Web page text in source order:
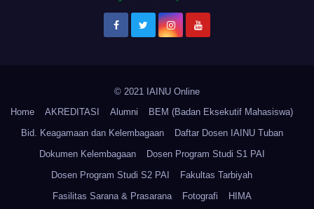
© 2021 IAINU Online
Home
AKREDITASI Alumni
BEM (Badan Eksekutif Mahasiswa)
Bid. Keagamaan dan Kelembagaan
Daftar Dosen IAINU Tuban
Dokumen Kelembagaan
Dosen Program Studi S1 PAI
Dosen Program Studi S2 PAI
Fakultas Tarbiyah
Fasilitas Sarana & Prasarana
Fotografi
HIMA